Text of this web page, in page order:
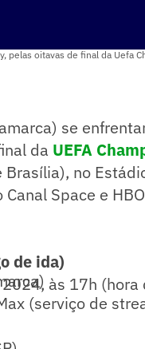
pelas oitavas de final da Uefa
se
da UEFA
no
Space e
de ida)
às 17h (hora
(serviço de